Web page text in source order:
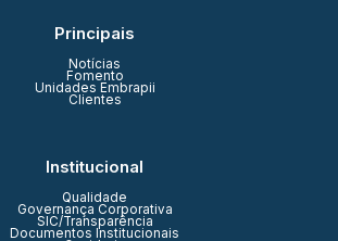
Principais
Notícias
Fomento
Unidades Embrapii
Clientes
Institucional
Qualidade
Governança Corporativa
SIC/Transparência
Documentos Institucionais